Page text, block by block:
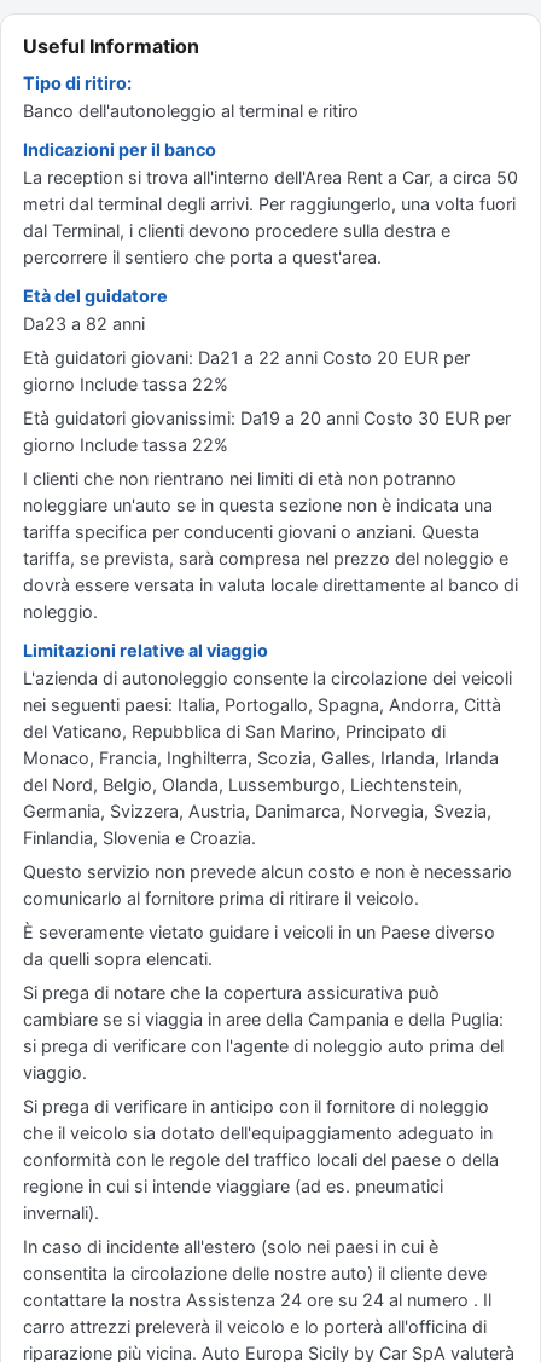
Useful Information
Tipo di ritiro:
Banco dell'autonoleggio al terminal e ritiro
Indicazioni per il banco
La reception si trova all'interno dell'Area Rent a Car, a circa 50
metri dal terminal degli arrivi. Per raggiungerlo, una volta fuori
dal Terminal, i clienti devono procedere sulla destra e
percorrere il sentiero che porta a quest'area.
Età del guidatore
Da23 a 82 anni
Età guidatori giovani: Da21 a 22 anni Costo 20 EUR per
giorno Include tassa 22%
Età guidatori giovanissimi: Da19 a 20 anni Costo 30 EUR per
giorno Include tassa 22%
I clienti che non rientrano nei limiti di età non potranno
noleggiare un'auto se in questa sezione non è indicata una
tariffa specifica per conducenti giovani o anziani. Questa
tariffa, se prevista, sarà compresa nel prezzo del noleggio e
dovrà essere versata in valuta locale direttamente al banco di
noleggio.
Limitazioni relative al viaggio
L'azienda di autonoleggio consente la circolazione dei veicoli
nei seguenti paesi: Italia, Portogallo, Spagna, Andorra, Città
del Vaticano, Repubblica di San Marino, Principato di
Monaco, Francia, Inghilterra, Scozia, Galles, Irlanda, Irlanda
del Nord, Belgio, Olanda, Lussemburgo, Liechtenstein,
Germania, Svizzera, Austria, Danimarca, Norvegia, Svezia,
Finlandia, Slovenia e Croazia.
Questo servizio non prevede alcun costo e non è necessario
comunicarlo al fornitore prima di ritirare il veicolo.
È severamente vietato guidare i veicoli in un Paese diverso
da quelli sopra elencati.
Si prega di notare che la copertura assicurativa può
cambiare se si viaggia in aree della Campania e della Puglia:
si prega di verificare con l'agente di noleggio auto prima del
viaggio.
Si prega di verificare in anticipo con il fornitore di noleggio
che il veicolo sia dotato dell'equipaggiamento adeguato in
conformità con le regole del traffico locali del paese o della
regione in cui si intende viaggiare (ad es. pneumatici
invernali).
In caso di incidente all'estero (solo nei paesi in cui è
consentita la circolazione delle nostre auto) il cliente deve
contattare la nostra Assistenza 24 ore su 24 al numero . Il
carro attrezzi preleverà il veicolo e lo porterà all'officina di
riparazione più vicina. Auto Europa Sicily by Car SpA valuterà